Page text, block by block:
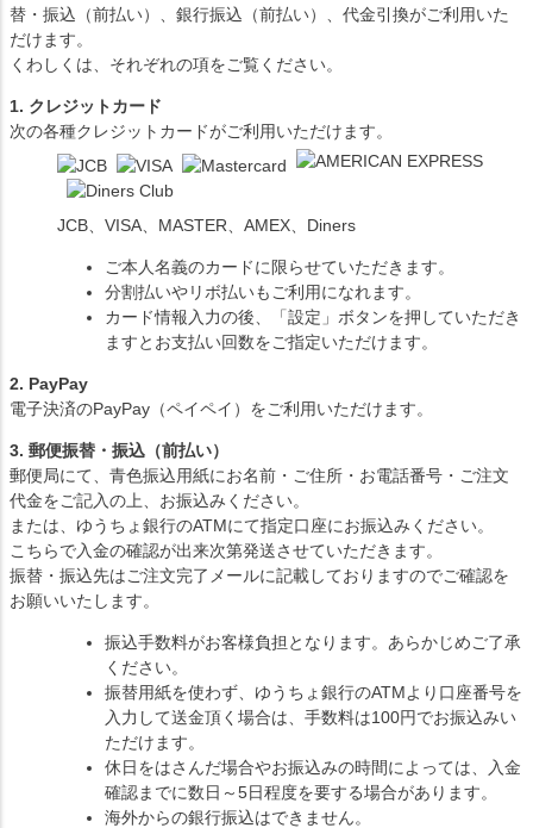
替・振込（前払い）、銀行振込（前払い）、代金引換がご利用いた
だけます。
くわしくは、それぞれの項をご覧ください。
1. クレジットカード
次の各種クレジットカードがご利用いただけます。
JCB、VISA、MASTER、AMEX、Diners
ご本人名義のカードに限らせていただきます。
分割払いやリボ払いもご利用になれます。
カード情報入力の後、「設定」ボタンを押していただき
ますとお支払い回数をご指定いただけます。
2. PayPay
電子決済のPayPay（ペイペイ）をご利用いただけます。
3. 郵便振替・振込（前払い）
郵便局にて、青色振込用紙にお名前・ご住所・お電話番号・ご注文
代金をご記入の上、お振込みください。
または、ゆうちょ銀行のATMにて指定口座にお振込みください。
こちらで入金の確認が出来次第発送させていただきます。
振替・振込先はご注文完了メールに記載しておりますのでご確認を
お願いいたします。
振込手数料がお客様負担となります。あらかじめご了承
ください。
振替用紙を使わず、ゆうちょ銀行のATMより口座番号を
入力して送金頂く場合は、手数料は100円でお振込みい
ただけます。
休日をはさんだ場合やお振込みの時間によっては、入金
確認までに数日～5日程度を要する場合があります。
海外からの銀行振込はできません。